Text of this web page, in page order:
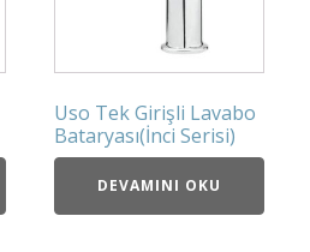
Uso Tek Girişli Lavabo
Bataryası(İnci Serisi)
DEVAMINI OKU